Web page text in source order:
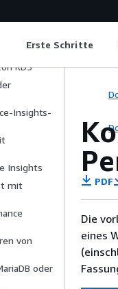
Erste Schritte
RDS
Insights-
Insights
mit
von
oder
PDF
Die
eines